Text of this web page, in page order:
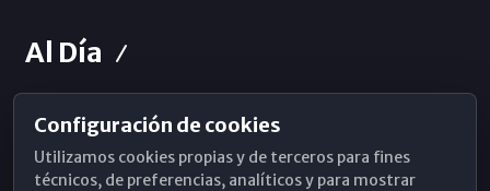
Al Día
Horarios de Misa
Hemeroteca
Configuración de cookies
Utilizamos cookies propias y de terceros para fines
técnicos, de preferencias, analíticos y para mostrar